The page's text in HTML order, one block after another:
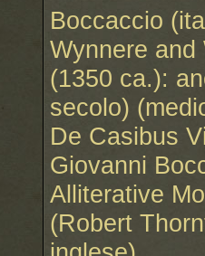
Boccaccio
Wynnere and
(1350 ca.):
secolo)
De Casibus
Giovanni
Alliterative
(Robert